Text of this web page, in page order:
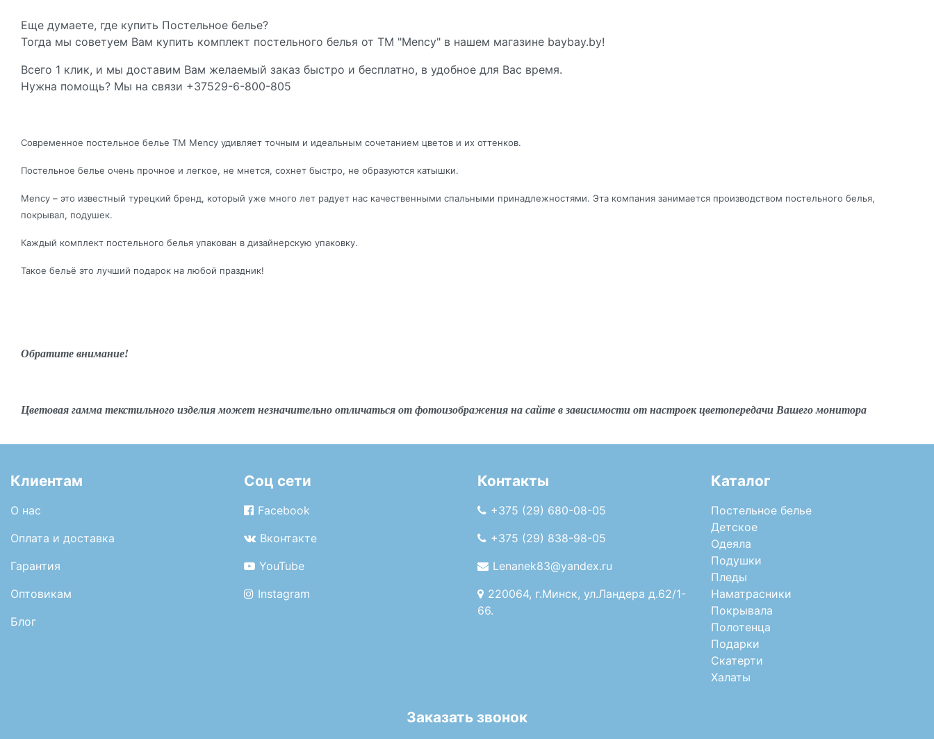
Еще думаете, где купить Постельное белье?
Тогда мы советуем Вам купить комплект постельного белья от ТМ "Mency" в нашем магазине baybay.by!
Всего 1 клик, и мы доставим Вам желаемый заказ быстро и бесплатно, в удобное для Вас время.
Нужна помощь? Мы на связи +37529-6-800-805
Современное постельное белье ТМ Mency удивляет точным и идеальным сочетанием цветов и их оттенков.
Постельное белье очень прочное и легкое, не мнется, сохнет быстро, не образуются катышки.
Mency – это известный турецкий бренд, который уже много лет радует нас качественными спальными принадлежностями. Эта компания занимается производством постельного белья,
покрывал, подушек.
Каждый комплект постельного белья упакован в дизайнерскую упаковку.
Такое бельё это лучший подарок на любой праздник!
Обратите внимание!
Цветовая гамма текстильного изделия может незначительно отличаться от фотоизображения на сайте в зависимости от настроек цветопередачи Вашего монитора
Клиентам
О нас
Оплата и доставка
Гарантия
Оптовикам
Блог
Соц сети
Facebook
Вконтакте
YouTube
Instagram
Контакты
+375 (29) 680-08-05
+375 (29) 838-98-05
Lenanek83@yandex.ru
220064, г.Минск, ул.Ландера д.62/1-
66.
Каталог
Постельное белье
Детское
Одеяла
Подушки
Пледы
Наматрасники
Покрывала
Полотенца
Подарки
Скатерти
Халаты
Заказать звонок